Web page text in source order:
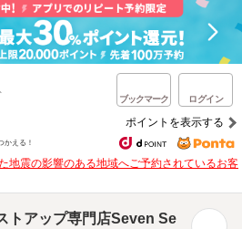
ブックマーク ログイン
ポイントを表示する
かえる！
地震の影響のある地域へご予約されているお客
トアップ専門店Seven Se